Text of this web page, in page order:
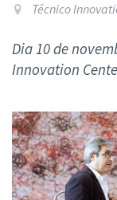
Técnico
Dia 10 de
Innovation